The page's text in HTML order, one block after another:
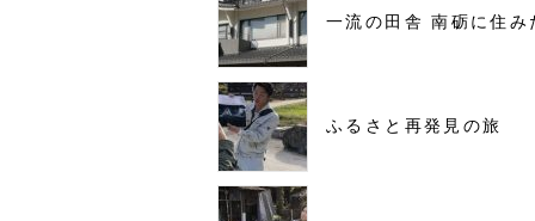
一流の田舎 南砺に住み
ふるさと再発見の旅